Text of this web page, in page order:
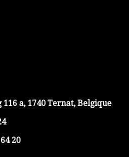
116 a, 1740 Ternat, Belgique
20